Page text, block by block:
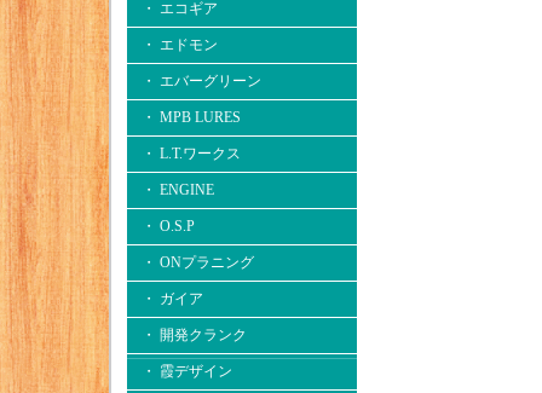
・ エコギア
・ エドモン
・ エバーグリーン
・ MPB LURES
・ L.T.ワークス
・ ENGINE
・ O.S.P
・ ONプラニング
・ ガイア
・ 開発クランク
・ 霞デザイン